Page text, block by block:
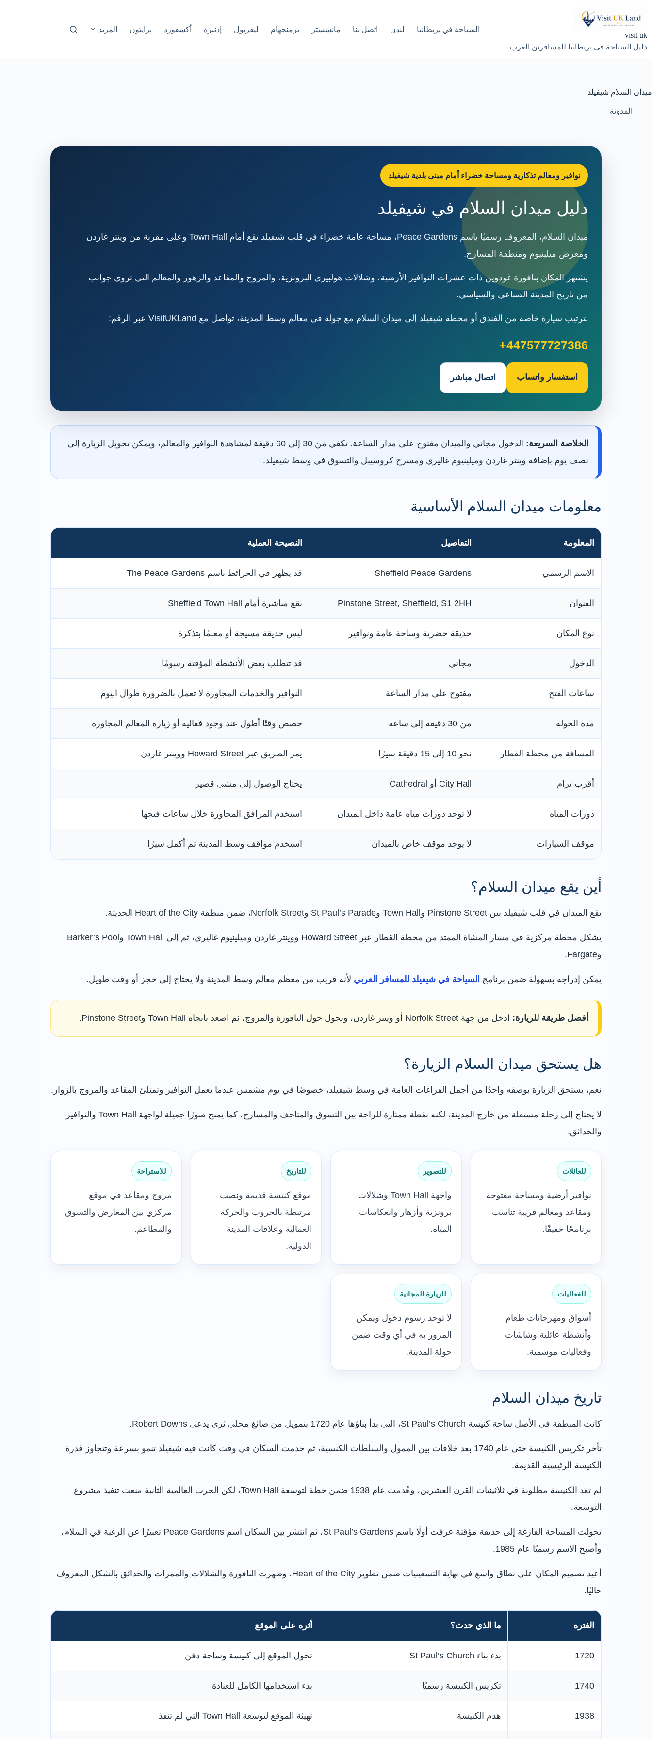
المحتوى
visit uk
دليل السياحة في بريطانيا للمسافرين العرب
السياحة في بريطانيا لندن اتصل بنا مانشستر برمنجهام ليفربول إدنبرة أكسفورد برايتون المزيد
ميدان السلام شيفيلد
المدونة
نوافير ومعالم تذكارية ومساحة خضراء أمام مبنى بلدية شيفيلد
دليل ميدان السلام في شيفيلد
ميدان السلام، المعروف رسميًا باسم Peace Gardens، مساحة عامة خضراء في قلب شيفيلد تقع أمام Town Hall وعلى مقربة من وينتر غاردن
ومعرض ميلينيوم ومنطقة المسارح.
يشتهر المكان بنافورة غودوين ذات عشرات النوافير الأرضية، وشلالات هولبيري البرونزية، والمروج والمقاعد والزهور والمعالم التي تروي جوانب
من تاريخ المدينة الصناعي والسياسي.
لترتيب سيارة خاصة من الفندق أو محطة شيفيلد إلى ميدان السلام مع جولة في معالم وسط المدينة، تواصل مع VisitUKLand عبر الرقم:
+447577727386
استفسار واتساب اتصال مباشر
الخلاصة السريعة:
الدخول مجاني والميدان مفتوح على مدار الساعة. تكفي من 30 إلى 60 دقيقة لمشاهدة النوافير والمعالم، ويمكن تحويل الزيارة إلى
نصف يوم بإضافة وينتر غاردن وميلينيوم غاليري ومسرح كروسيبل والتسوق في وسط شيفيلد.
معلومات ميدان السلام الأساسية
المعلومة التفاصيل النصيحة العملية
الاسم الرسمي Sheffield Peace Gardens قد يظهر في الخرائط باسم The Peace Gardens
العنوان Pinstone Street, Sheffield, S1 2HH يقع مباشرة أمام Sheffield Town Hall
نوع المكان حديقة حضرية وساحة عامة ونوافير ليس حديقة مسيجة أو معلمًا بتذكرة
الدخول مجاني قد تتطلب بعض الأنشطة المؤقتة رسومًا
ساعات الفتح مفتوح على مدار الساعة النوافير والخدمات المجاورة لا تعمل بالضرورة طوال اليوم
مدة الجولة من 30 دقيقة إلى ساعة خصص وقتًا أطول عند وجود فعالية أو زيارة المعالم المجاورة
المسافة من محطة القطار نحو 10 إلى 15 دقيقة سيرًا يمر الطريق عبر Howard Street ووينتر غاردن
أقرب ترام City Hall أو Cathedral يحتاج الوصول إلى مشي قصير
دورات المياه لا توجد دورات مياه عامة داخل الميدان استخدم المرافق المجاورة خلال ساعات فتحها
موقف السيارات لا يوجد موقف خاص بالميدان استخدم مواقف وسط المدينة ثم أكمل سيرًا
أين يقع ميدان السلام؟
يقع الميدان في قلب شيفيلد بين Pinstone Street وTown Hall وSt Paul’s Parade وNorfolk Street، ضمن منطقة Heart of the City الحديثة.
يشكل محطة مركزية في مسار المشاة الممتد من محطة القطار عبر Howard Street ووينتر غاردن وميلينيوم غاليري، ثم إلى Town Hall وBarker’s Pool
وFargate.
يمكن إدراجه بسهولة ضمن برنامج السياحة في شيفيلد للمسافر العربي لأنه قريب من معظم معالم وسط المدينة ولا يحتاج إلى حجز أو وقت طويل.
أفضل طريقة للزيارة: ادخل من جهة Norfolk Street أو وينتر غاردن، وتجول حول النافورة والمروج، ثم اصعد باتجاه Town Hall وPinstone Street.
هل يستحق ميدان السلام الزيارة؟
نعم، يستحق الزيارة بوصفه واحدًا من أجمل الفراغات العامة في وسط شيفيلد، خصوصًا في يوم مشمس عندما تعمل النوافير وتمتلئ المقاعد والمروج بالزوار.
لا يحتاج إلى رحلة مستقلة من خارج المدينة، لكنه نقطة ممتازة للراحة بين التسوق والمتاحف والمسارح، كما يمنح صورًا جميلة لواجهة Town Hall والنوافير
والحدائق.
للعائلات
نوافير أرضية ومساحة مفتوحة
ومقاعد ومعالم قريبة تناسب
برنامجًا خفيفًا.
للتصوير
واجهة Town Hall وشلالات
برونزية وأزهار وانعكاسات
المياه.
للتاريخ
موقع كنيسة قديمة ونصب
مرتبطة بالحروب والحركة
العمالية وعلاقات المدينة
الدولية.
للاستراحة
مروج ومقاعد في موقع
مركزي بين المعارض والتسوق
والمطاعم.
للفعاليات
أسواق ومهرجانات طعام
وأنشطة عائلية وشاشات
وفعاليات موسمية.
للزيارة المجانية
لا توجد رسوم دخول ويمكن
المرور به في أي وقت ضمن
جولة المدينة.
تاريخ ميدان السلام
كانت المنطقة في الأصل ساحة كنيسة St Paul’s Church، التي بدأ بناؤها عام 1720 بتمويل من صائغ محلي ثري يدعى Robert Downs.
تأخر تكريس الكنيسة حتى عام 1740 بعد خلافات بين الممول والسلطات الكنسية، ثم خدمت السكان في وقت كانت فيه شيفيلد تنمو بسرعة وتتجاوز قدرة
الكنيسة الرئيسية القديمة.
لم تعد الكنيسة مطلوبة في ثلاثينيات القرن العشرين، وهُدمت عام 1938 ضمن خطة لتوسعة Town Hall، لكن الحرب العالمية الثانية منعت تنفيذ مشروع
التوسعة.
تحولت المساحة الفارغة إلى حديقة مؤقتة عرفت أولًا باسم St Paul’s Gardens، ثم انتشر بين السكان اسم Peace Gardens تعبيرًا عن الرغبة في السلام،
وأصبح الاسم رسميًا عام 1985.
أعيد تصميم المكان على نطاق واسع في نهاية التسعينيات ضمن تطوير Heart of the City، وظهرت النافورة والشلالات والممرات والحدائق بالشكل المعروف
حاليًا.
الفترة ما الذي حدث؟ أثره على الموقع
1720 بدء بناء St Paul’s Church تحول الموقع إلى كنيسة وساحة دفن
1740 تكريس الكنيسة رسميًا بدء استخدامها الكامل للعبادة
1938 هدم الكنيسة تهيئة الموقع لتوسعة Town Hall التي لم تنفذ